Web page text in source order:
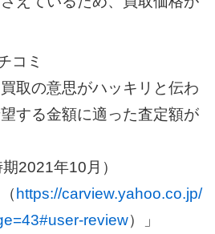
コミ
取の意思がハッキリと伝わ
する金額に適った査定額が
2021年10月）
https://carview.yahoo.co.jp/
review）」